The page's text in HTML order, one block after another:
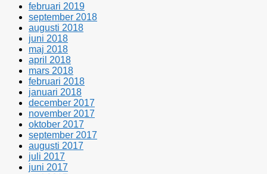
februari 2019
september 2018
augusti 2018
juni 2018
maj 2018
april 2018
mars 2018
februari 2018
januari 2018
december 2017
november 2017
oktober 2017
september 2017
augusti 2017
juli 2017
juni 2017